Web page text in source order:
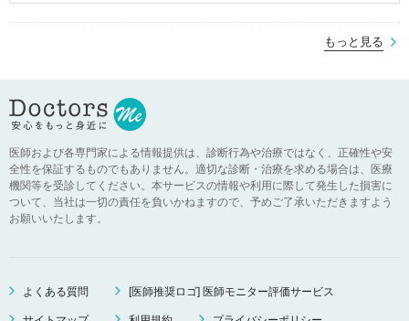
もっと見る
医師および各専門家による情報提供は、診断行為や治療ではなく、正確性や安
全性を保証するものでもありません。適切な診断・治療を求める場合は、医療
機関等を受診してください。本サービスの情報や利用に際して発生した損害に
ついて、当社は一切の責任を負いかねますので、予めご了承いただきますよう
お願いいたします。
よくある質問 [医師推奨ロゴ] 医師モニター評価サービス